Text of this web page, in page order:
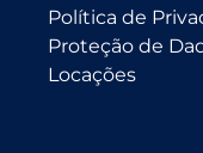
Política de
Proteção de
Locações